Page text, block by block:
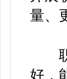
量、
职
好，